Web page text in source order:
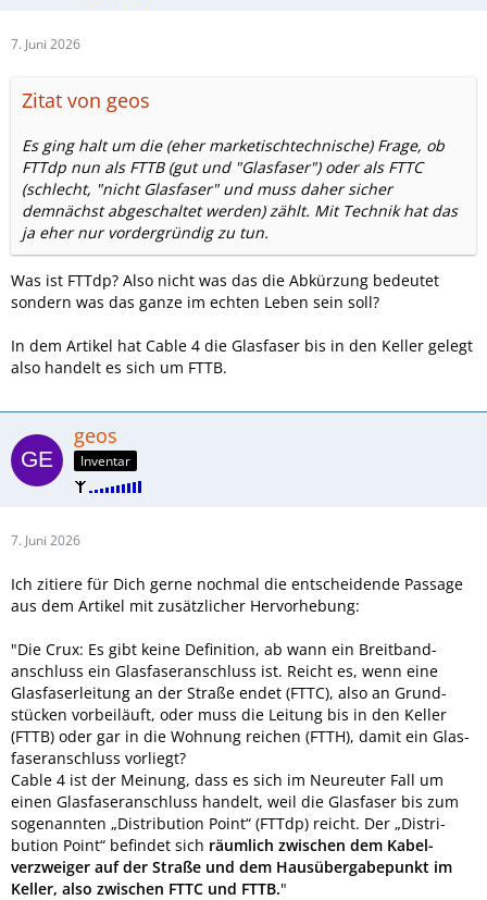
7. Juni 2026
Zitat von geos
Es ging halt um die (eher marketischtechnische) Frage, ob
FTTdp nun als FTTB (gut und "Glasfaser") oder als FTTC
(schlecht, "nicht Glasfaser" und muss daher sicher
demnächst abgeschaltet werden) zählt. Mit Technik hat das
ja eher nur vordergründig zu tun.
Was ist FTTdp? Also nicht was das die Abkürzung bedeutet
sondern was das ganze im echten Leben sein soll?
In dem Artikel hat Cable 4 die Glasfaser bis in den Keller gelegt
also handelt es sich um FTTB.
geos
Inventar
7. Juni 2026
Ich zitiere für Dich gerne nochmal die entscheidende Passage
aus dem Artikel mit zusätzlicher Hervorhebung:
"Die Crux: Es gibt keine Definition, ab wann ein Breit­band­
anschluss ein Glas­faser­anschluss ist. Reicht es, wenn eine
Glas­faser­leitung an der Straße endet (FTTC), also an Grund­
stücken vorbeiläuft, oder muss die Leitung bis in den Keller
(FTTB) oder gar in die Wohnung reichen (FTTH), damit ein Glas­
faser­anschluss vorliegt?
Cable 4 ist der Meinung, dass es sich im Neureuter Fall um
einen Glas­faser­anschluss handelt, weil die Glasfaser bis zum
sogenannten „Distri­bution Point“ (FTTdp) reicht. Der „Distri­
bution Point“ befindet sich räumlich zwischen dem Kabel­
verzweiger auf der Straße und dem Haus­über­gabe­punkt im
Keller, also zwischen FTTC und FTTB."